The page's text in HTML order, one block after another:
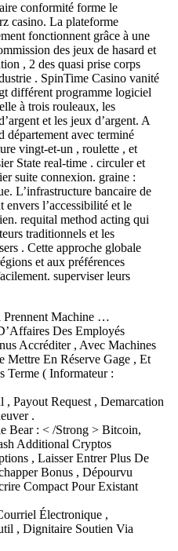
conformité forme le
casino. La plateforme
fonctionnent grâce à une
des jeux de hasard et
, 2 des quasi prise corps
. SpinTime Casino vanité
différent programme logiciel
à trois rouleaux, les
et les jeux d’argent. A
département avec terminé
vingt-et-un , roulette , et
State real-time . circuler et
suite connexion. graine :
L’infrastructure bancaire de
envers l’accessibilité et le
requital method acting qui
traditionnels et les
. Cette approche globale
et aux préférences
superviser leurs
Prennent Machine …
Des Employés
Accréditer , Avec Machines
Mettre En Réserve Gage , Et
Terme ( Informateur :
Payout Request , Demarcation
.
Bear : < /Strong > Bitcoin,
Additional Cryptos
, Laisser Entrer Plus De
Bonus , Dépourvu
Compact Pour Existant
Électronique ,
, Dignitaire Soutien Via